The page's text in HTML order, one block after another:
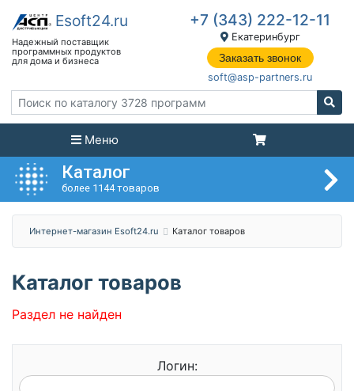
+7 (343) 222-12-11
Екатеринбург
Заказать звонок
soft@asp-partners.ru
Меню
Каталог
более 1144 товаров
Интернет-магазин Esoft24.ru Каталог товаров
Каталог товаров
Раздел не найден
Логин: